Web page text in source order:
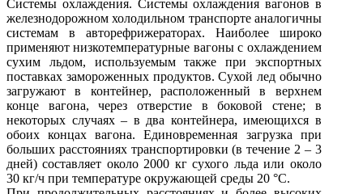
Системы охлаждения. Системы охлаждения вагонов в
железнодорожном холодильном транспорте аналогичны
системам в авторефрижераторах. Наиболее широко
применяют низкотемпературные вагоны с охлаждением
сухим льдом, используемым также при экспортных
поставках замороженных продуктов. Сухой лед обычно
загружают в контейнер, расположенный в верхнем
конце вагона, через отверстие в боковой стене; в
некоторых случаях – в два контейнера, имеющихся в
обоих концах вагона. Единовременная загрузка при
больших расстояниях транспортировки (в течение 2 – 3
дней) составляет около 2000 кг сухого льда или около
30 кг/ч при температуре окружающей среды 20 °С.